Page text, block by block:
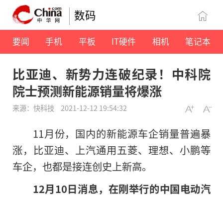
数码
要闻 手机 平板 IT硬件 相机 笔记本
比亚迪、新势力连破纪录！中科院
院士预测新能源销量将爆涨
来源：快科技 2021-12-12 19:54:32
11月份，国内的新能源车企销量普遍暴
涨，比亚迪、上汽通用五菱、理想、小鹏等
车企，也都是接连创史上新高。
12月10日消息，在刚举行的中国电动汽